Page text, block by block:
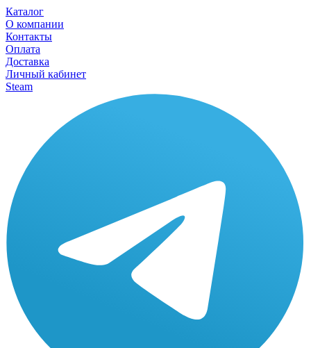
Каталог
О компании
Контакты
Оплата
Доставка
Личный кабинет
Steam